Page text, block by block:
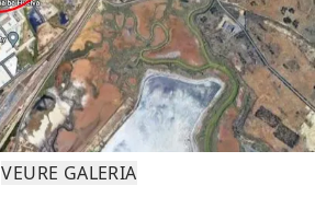
VEURE GALERIA